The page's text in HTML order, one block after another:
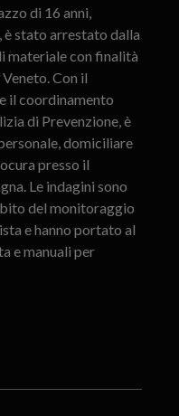
di 16 anni,
stato arrestato dalla
materiale con finalità
Con il
il coordinamento
di Prevenzione, è
domiciliare
presso il
Le indagini sono
del monitoraggio
e hanno portato al
e manuali per